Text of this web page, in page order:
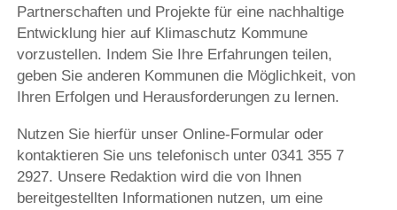
Partnerschaften und Projekte für eine nachhaltige
Entwicklung hier auf Klimaschutz Kommune
vorzustellen. Indem Sie Ihre Erfahrungen teilen,
geben Sie anderen Kommunen die Möglichkeit, von
Ihren Erfolgen und Herausforderungen zu lernen.
Nutzen Sie hierfür unser Online-Formular oder
kontaktieren Sie uns telefonisch unter 0341 355 7
2927. Unsere Redaktion wird die von Ihnen
bereitgestellten Informationen nutzen, um eine